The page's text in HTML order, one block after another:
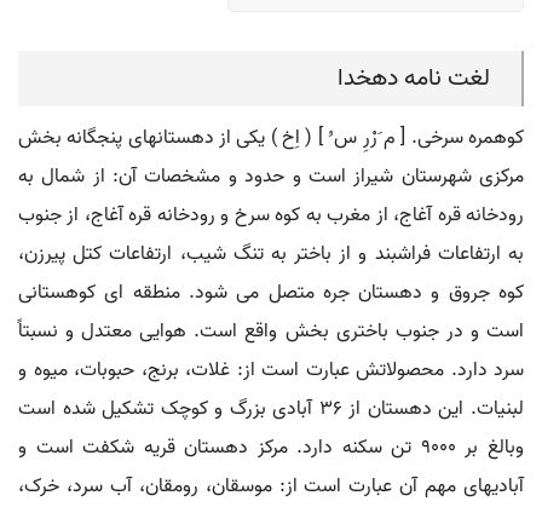
لغت نامه دهخدا
کوهمره سرخی. [ م َرْرِ س ُ ] ( اِخ ) یکی از دهستانهای پنجگانه بخش
مرکزی شهرستان شیراز است و حدود و مشخصات آن: از شمال به
رودخانه قره آغاج، از مغرب به کوه سرخ و رودخانه قره آغاج، از جنوب
به ارتفاعات فراشبند و از باختر به تنگ شیب، ارتفاعات کتل پیرزن،
کوه جروق و دهستان جره متصل می شود. منطقه ای کوهستانی
است و در جنوب باختری بخش واقع است. هوایی معتدل و نسبتاً
سرد دارد. محصولاتش عبارت است از: غلات، برنج، حبوبات، میوه و
لبنیات. این دهستان از 36 آبادی بزرگ و کوچک تشکیل شده است
وبالغ بر 9000 تن سکنه دارد. مرکز دهستان قریه شکفت است و
آبادیهای مهم آن عبارت است از: موسقان، رومقان، آب سرد، خرک،